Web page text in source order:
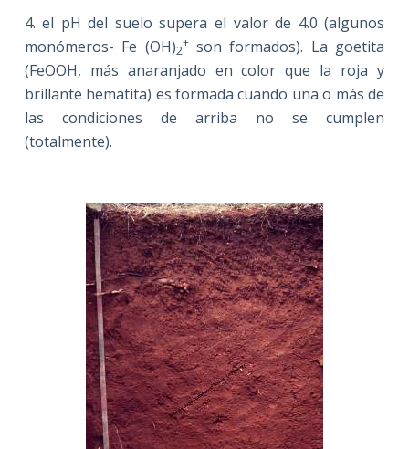
4. el pH del suelo supera el valor de 4.0 (algunos
monómeros- Fe (OH)2
+son formados). La goetita
(FeOOH, más anaranjado en color que la roja y
brillante hematita) es formada cuando una o más de
las condiciones de arriba no se cumplen
(totalmente).